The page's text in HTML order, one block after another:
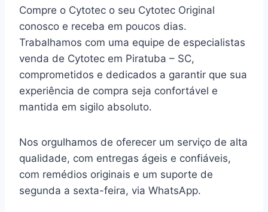
Compre o Cytotec o seu Cytotec Original
conosco e receba em poucos dias.
Trabalhamos com uma equipe de especialistas
venda de Cytotec em Piratuba – SC,
comprometidos e dedicados a garantir que sua
experiência de compra seja confortável e
mantida em sigilo absoluto.
Nos orgulhamos de oferecer um serviço de alta
qualidade, com entregas ágeis e confiáveis,
com remédios originais e um suporte de
segunda a sexta-feira, via WhatsApp.